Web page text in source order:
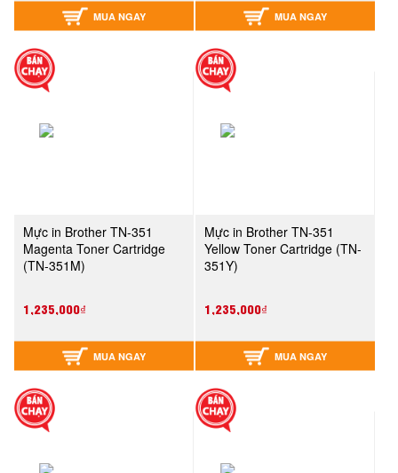
MUA NGAY MUA NGAY
Mực in Brother TN-351
Magenta Toner Cartridge
(TN-351M)
1,235,000₫
MUA NGAY
Mực in Brother TN-351
Yellow Toner Cartridge (TN-
351Y)
1,235,000₫
MUA NGAY